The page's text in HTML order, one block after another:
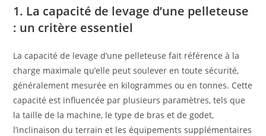
1. La capacité de levage d’une pelleteuse
: un critère essentiel
La capacité de levage d’une pelleteuse fait référence à la
charge maximale qu’elle peut soulever en toute sécurité,
généralement mesurée en kilogrammes ou en tonnes. Cette
capacité est influencée par plusieurs paramètres, tels que
la taille de la machine, le type de bras et de godet,
l’inclinaison du terrain et les équipements supplémentaires